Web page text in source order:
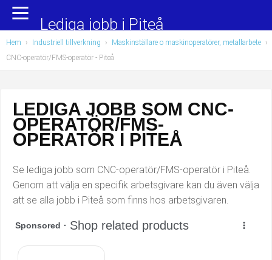
Yrkesområden
Administration, ekonomi, juridik
Chefer och verksamhetsledare
Data/IT
Försäljning, inköp, marknadsföring
Hantverksyrken
Hotell, restaurang, storhushåll
Hälso- och sjukvård
Populära jobb
Undersköterska, hemtjänst och äldreboende
Barnskötare
Lärare i förskola/Förskollärare
Lagerarbetare
Bussförare/Busschaufför
Elevassistent
Personlig assistent
Lediga jobb i Piteå
Hem › Industriell tillverkning › Maskinställare o maskinoperatörer, metallarbete ›
CNC-operatör/FMS-operatör - Piteå
LEDIGA JOBB SOM CNC-
OPERATÖR/FMS-
OPERATÖR I PITEÅ
Se lediga jobb som CNC-operatör/FMS-operatör i Piteå.
Genom att välja en specifik arbetsgivare kan du även välja
att se alla jobb i Piteå som finns hos arbetsgivaren.